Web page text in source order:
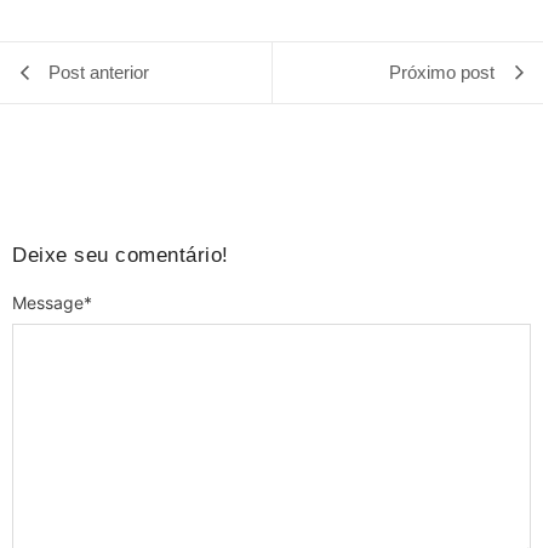
Post anterior Próximo post
Deixe seu comentário!
Message*